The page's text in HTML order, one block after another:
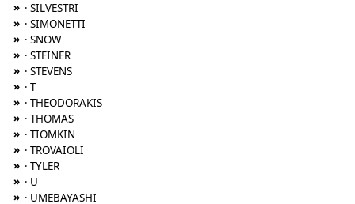
» · SILVESTRI
» · SIMONETTI
» · SNOW
» · STEINER
» · STEVENS
» · T
» · THEODORAKIS
» · THOMAS
» · TIOMKIN
» · TROVAIOLI
» · TYLER
» · U
» · UMEBAYASHI